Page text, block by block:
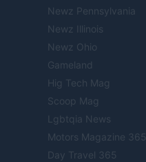
Newz Pennsylvania
Newz Illinois
Newz Ohio
Gameland
Hig Tech Mag
Scoop Mag
Lgbtqia News
Motors Magazine 365
Day Travel 365